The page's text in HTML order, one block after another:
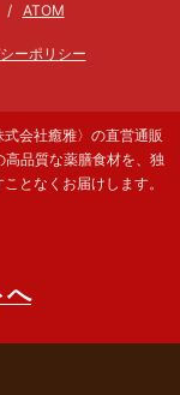
/ ATOM
ーポリシー
会社癒雅〉の直営通販
高品質な薬膳食材を、独
となくお届けします。
へ